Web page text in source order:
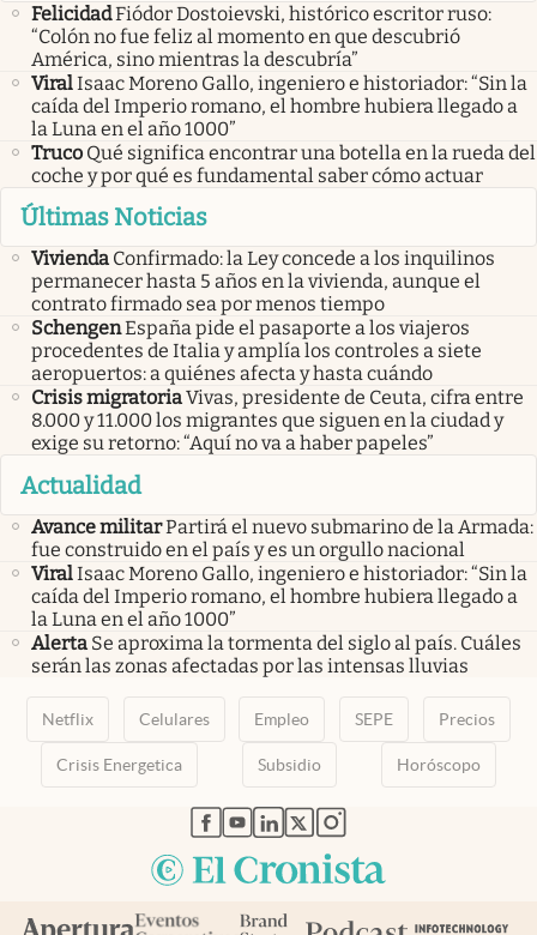
FelicidadFiódor Dostoievski, histórico escritor ruso:
“Colón no fue feliz al momento en que descubrió
América, sino mientras la descubría”
ViralIsaac Moreno Gallo, ingeniero e historiador: “Sin la
caída del Imperio romano, el hombre hubiera llegado a
la Luna en el año 1000”
Truco Qué significa encontrar una botella en la rueda del
coche y por qué es fundamental saber cómo actuar
Últimas Noticias
Vivienda Confirmado: la Ley concede a los inquilinos
permanecer hasta 5 años en la vivienda, aunque el
contrato firmado sea por menos tiempo
SchengenEspaña pide el pasaporte a los viajeros
procedentes de Italia y amplía los controles a siete
aeropuertos: a quiénes afecta y hasta cuándo
Crisis migratoriaVivas, presidente de Ceuta, cifra entre
8.000 y 11.000 los migrantes que siguen en la ciudad y
exige su retorno: “Aquí no va a haber papeles”
Actualidad
Avance militarPartirá el nuevo submarino de la Armada:
fue construido en el país y es un orgullo nacional
ViralIsaac Moreno Gallo, ingeniero e historiador: “Sin la
caída del Imperio romano, el hombre hubiera llegado a
la Luna en el año 1000”
Alerta Se aproxima la tormenta del siglo al país. Cuáles
serán las zonas afectadas por las intensas lluvias
Netflix Celulares Empleo SEPE Precios
Crisis Energetica Subsidio Horóscopo
abre en nueva pestaña
abre en nueva pestaña
abre en nueva pestaña
abre en nueva pestaña
abre en nueva pestaña